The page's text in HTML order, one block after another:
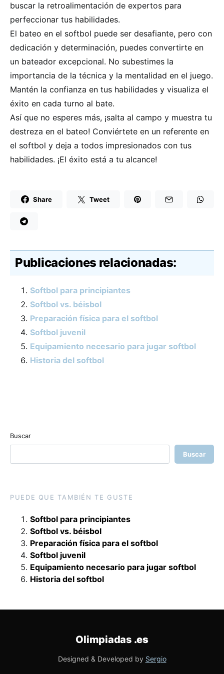
buscar la retroalimentación de expertos para
perfeccionar tus habilidades.
El bateo en el softbol puede ser desafiante, pero con
dedicación y determinación, puedes convertirte en
un bateador excepcional. No subestimes la
importancia de la técnica y la mentalidad en el juego.
Mantén la confianza en tus habilidades y visualiza el
éxito en cada turno al bate.
Así que no esperes más, ¡salta al campo y muestra tu
destreza en el bateo! Conviértete en un referente en
el softbol y deja a todos impresionados con tus
habilidades. ¡El éxito está a tu alcance!
Share Tweet
Publicaciones relacionadas:
Softbol para principiantes
Softbol vs. béisbol
Preparación física para el softbol
Softbol juvenil
Equipamiento necesario para jugar softbol
Historia del softbol
Buscar
Buscar
PUEDE QUE TAMBIÉN TE GUSTE
Softbol para principiantes
Softbol vs. béisbol
Preparación física para el softbol
Softbol juvenil
Equipamiento necesario para jugar softbol
Historia del softbol
Olimpiadas .es
Designed & Developed by Sergio